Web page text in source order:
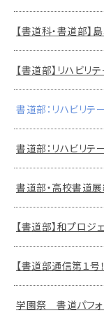
【書道科・書道部
【書道部】リハビリ
書道部：リハビリテ
書道部：リハビリテ
書道部・高校書道
【書道部】和プロ
【書道部通信第１号！
学園祭 書道パフォ